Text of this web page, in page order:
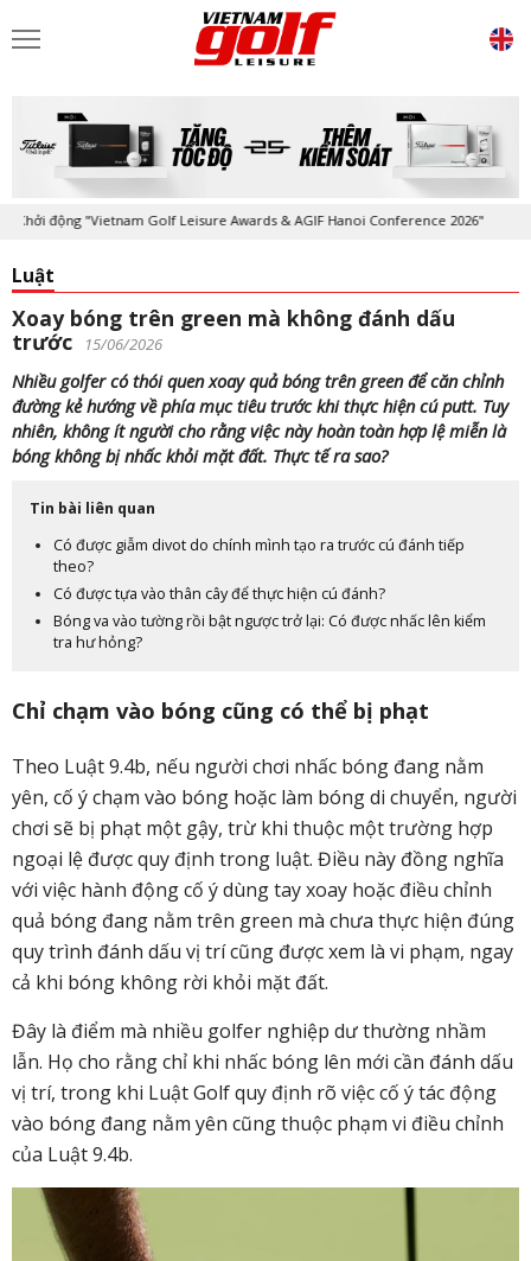
động "Vietnam Golf Leisure Awards & AGIF Hanoi Conference 2026"
Luật
Xoay bóng trên green mà không đánh dấu
trước
15/06/2026
Nhiều golfer có thói quen xoay quả bóng trên green để căn chỉnh
đường kẻ hướng về phía mục tiêu trước khi thực hiện cú putt. Tuy
nhiên, không ít người cho rằng việc này hoàn toàn hợp lệ miễn là
bóng không bị nhấc khỏi mặt đất. Thực tế ra sao?
Tin bài liên quan
Có được giẫm divot do chính mình tạo ra trước cú đánh tiếp
theo?
Có được tựa vào thân cây để thực hiện cú đánh?
Bóng va vào tường rồi bật ngược trở lại: Có được nhấc lên kiểm
tra hư hỏng?
Chỉ chạm vào bóng cũng có thể bị phạt
Theo Luật 9.4b, nếu người chơi nhấc bóng đang nằm
yên, cố ý chạm vào bóng hoặc làm bóng di chuyển, người
chơi sẽ bị phạt một gậy, trừ khi thuộc một trường hợp
ngoại lệ được quy định trong luật. Điều này đồng nghĩa
với việc hành động cố ý dùng tay xoay hoặc điều chỉnh
quả bóng đang nằm trên green mà chưa thực hiện đúng
quy trình đánh dấu vị trí cũng được xem là vi phạm, ngay
cả khi bóng không rời khỏi mặt đất.
Đây là điểm mà nhiều golfer nghiệp dư thường nhầm
lẫn. Họ cho rằng chỉ khi nhấc bóng lên mới cần đánh dấu
vị trí, trong khi Luật Golf quy định rõ việc cố ý tác động
vào bóng đang nằm yên cũng thuộc phạm vi điều chỉnh
của Luật 9.4b.